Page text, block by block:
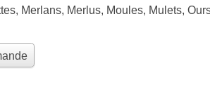
Merlans, Merlus, Moules, Mulets,